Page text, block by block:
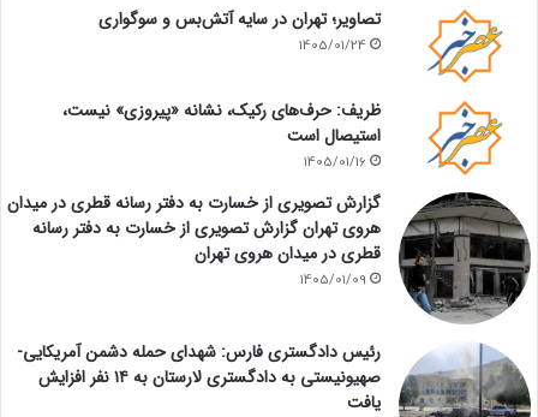
تصاویر؛ تهران در سایه آتش‌بس و سوگواری
1405/01/24
ظریف: حرف‌های رکیک، نشانه «پیروزی» نیست،
استیصال است
1405/01/16
گزارش تصویری از خسارت به دفتر رسانه قطری در میدان
هروی تهران گزارش تصویری از خسارت به دفتر رسانه
قطری در میدان هروی تهران
1405/01/09
رئیس دادگستری فارس: شهدای حمله دشمن آمریکایی-
صهیونیستی به دادگستری لارستان به ۱۴ نفر افزایش
یافت